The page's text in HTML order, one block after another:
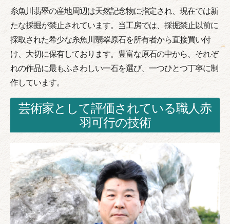
糸魚川翡翠の産地周辺は天然記念物に指定され、現在では新
たな採掘が禁止されています。当工房では、採掘禁止以前に
採取された希少な糸魚川翡翠原石を所有者から直接買い付
け、大切に保有しております。豊富な原石の中から、それぞ
れの作品に最もふさわしい一石を選び、一つひとつ丁寧に制
作しています。
芸術家として評価されている職人赤
羽可行の技術